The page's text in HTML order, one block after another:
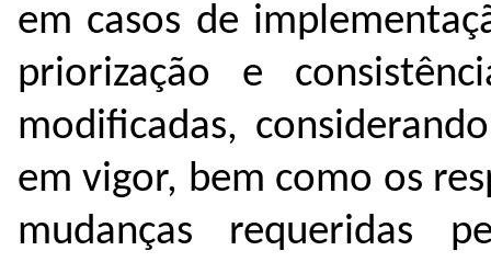
em casos de
priorização e
modificadas,
em vigor, bem como os
mudanças requeridas